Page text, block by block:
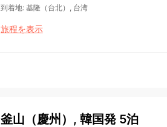
到着地: 基隆（台北）, 台湾
旅程を表示
釜山（慶州）, 韓国発 5泊